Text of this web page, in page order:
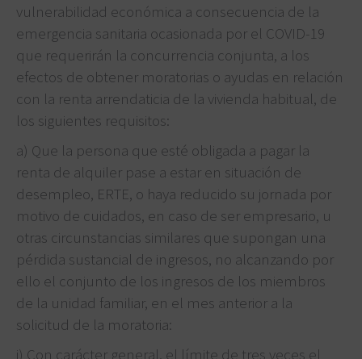
vulnerabilidad económica a consecuencia de la
emergencia sanitaria ocasionada por el COVID-19
que requerirán la concurrencia conjunta, a los
efectos de obtener moratorias o ayudas en relación
con la renta arrendaticia de la vivienda habitual, de
los siguientes requisitos:
a) Que la persona que esté obligada a pagar la
renta de alquiler pase a estar en situación de
desempleo, ERTE, o haya reducido su jornada por
motivo de cuidados, en caso de ser empresario, u
otras circunstancias similares que supongan una
pérdida sustancial de ingresos, no alcanzando por
ello el conjunto de los ingresos de los miembros
de la unidad familiar, en el mes anterior a la
solicitud de la moratoria:
i) Con carácter general, el límite de tres veces el